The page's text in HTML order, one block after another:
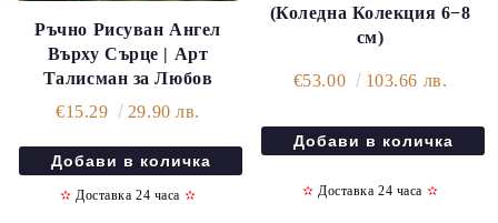
Ръчно Рисуван Ангел
Върху Сърце | Арт
Талисман за Любов
€15.29
29.90 лв.
✫ Доставка 24 часа ✫
(Коледна Колекция 6−8
см)
€53.00 103.66 лв.
✫ Доставка 24 часа ✫